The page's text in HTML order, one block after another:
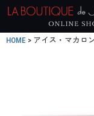
HOME アイス・マカロ